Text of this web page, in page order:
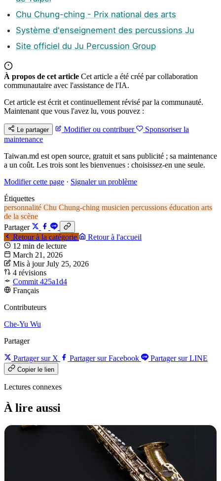
Chu Chung-ching - Prix national des arts
Système d'enseignement des percussions Ju
Site officiel du Ju Percussion Group
À propos de cet article Cet article a été créé par collaboration
communautaire avec l'assistance de l'IA.
Cet article est écrit et continuellement révisé par la communauté.
Maintenant que vous l'avez lu, vous pouvez :
Le partager Modifier ou contribuer
Sponsoriser la
maintenance
Taiwan.md est open source, gratuit et sans publicité ; sa maintenance
a un coût. Les trois sont les bienvenues : choisissez-en une seule.
Modifier cette page · Signaler un problème
Étiquettes
personnalité Chu Chung-ching musicien percussions éducation arts
de la scène
Partager
Retour à la catégorie
Retour à l'accueil
12 min de lecture
March 21, 2026
Mis à jour July 25, 2026
4 révisions
Commit 425a1d4
Français
Contributeurs
Che-Yu Wu
Partager
Partager sur X Partager sur Facebook Partager sur LINE
Copier le lien
Lectures connexes
À lire aussi